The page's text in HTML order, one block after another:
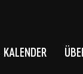
KALENDER